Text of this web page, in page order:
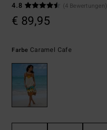
4.8
(4 Bewertungen)
€ 89,95
Farbe Caramel Cafe